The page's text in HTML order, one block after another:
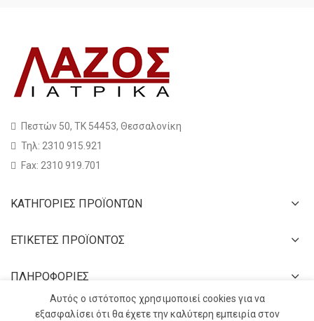
Πεστών 50, ΤΚ 54453, Θεσσαλονίκη
Τηλ: 2310 915.921
Fax: 2310 919.701
ΚΑΤΗΓΟΡΙΕΣ ΠΡΟΪΟΝΤΩΝ
ΕΤΙΚΕΤΕΣ ΠΡΟΪΟΝΤΟΣ
ΠΛΗΡΟΦΟΡΙΕΣ
Αυτός ο ιστότοπος χρησιμοποιεί cookies για να
εξασφαλίσει ότι θα έχετε την καλύτερη εμπειρία στον